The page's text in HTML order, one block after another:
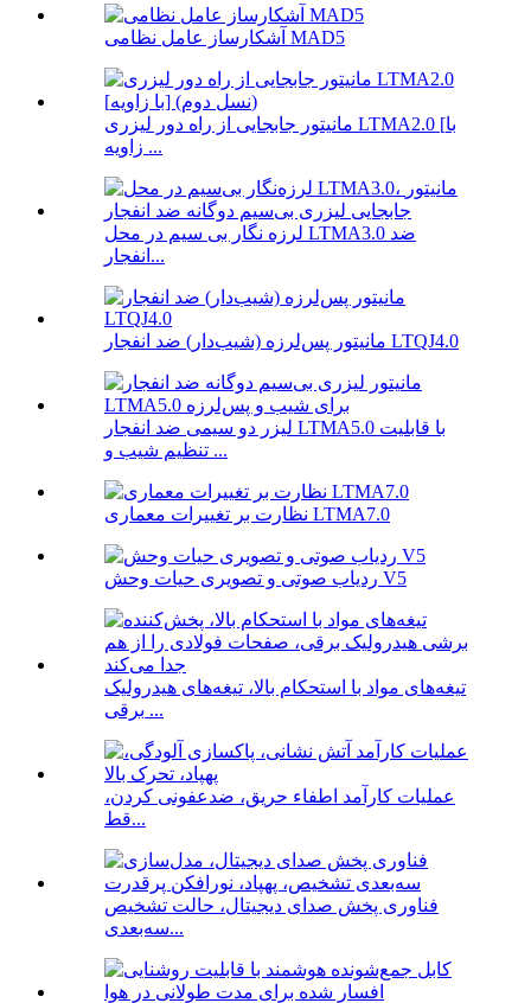
آشکارساز عامل نظامی MAD5
مانیتور جابجایی از راه دور لیزری LTMA2.0 [با
زاویه ...
لرزه نگار بی سیم در محل LTMA3.0 ضد
انفجار...
مانیتور پس‌لرزه (شیب‌دار) ضد انفجار LTQJ4.0
لیزر دو سیمی ضد انفجار LTMA5.0 با قابلیت
تنظیم شیب و ...
نظارت بر تغییرات معماری LTMA7.0
ردیاب صوتی و تصویری حیات وحش V5
تیغه‌های مواد با استحکام بالا، تیغه‌های هیدرولیک
برقی ...
عملیات کارآمد اطفاء حریق، ضدعفونی کردن،
قط...
فناوری پخش صدای دیجیتال، حالت تشخیص
سه‌بعدی...